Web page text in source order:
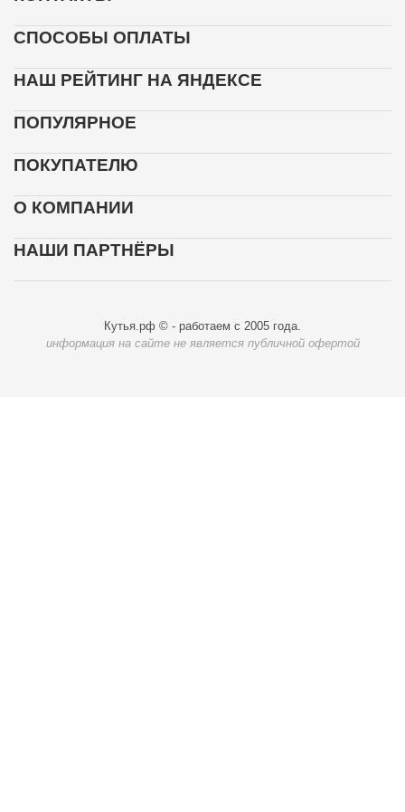
СПОСОБЫ ОПЛАТЫ
НАШ РЕЙТИНГ НА ЯНДЕКСЕ
ПОПУЛЯРНОЕ
ПОКУПАТЕЛЮ
О КОМПАНИИ
НАШИ ПАРТНЁРЫ
Кутья.рф © - работаем с 2005 года.
информация на сайте не является публичной офертой